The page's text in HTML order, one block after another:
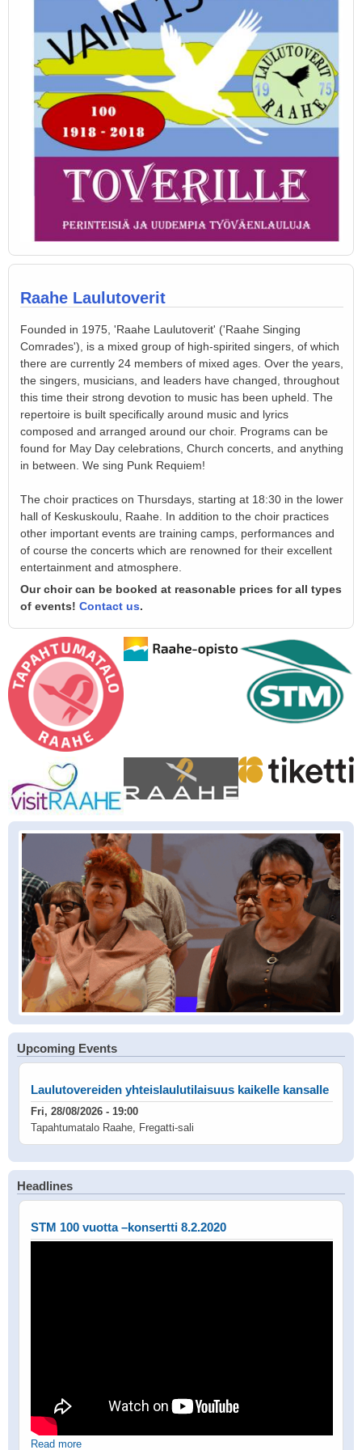
Raahe Laulutoverit
Founded in 1975, 'Raahe Laulutoverit' ('Raahe Singing
Comrades'), is a mixed group of high-spirited singers, of which
there are currently 24 members of mixed ages. Over the years,
the singers, musicians, and leaders have changed, throughout
this time their strong devotion to music has been upheld. The
repertoire is built specifically around music and lyrics
composed and arranged around our choir. Programs can be
found for May Day celebrations, Church concerts, and anything
in between. We sing Punk Requiem!
The choir practices on Thursdays, starting at 18:30 in the lower
hall of Keskuskoulu, Raahe. In addition to the choir practices
other important events are training camps, performances and
of course the concerts which are renowned for their excellent
entertainment and atmosphere.
Our choir can be booked at reasonable prices for all types
of events! Contact us.
Upcoming Events
Laulutovereiden yhteislaulutilaisuus kaikelle kansalle
Fri, 28/08/2026 - 19:00
Tapahtumatalo Raahe, Fregatti-sali
Headlines
STM 100 vuotta –konsertti 8.2.2020
Read more